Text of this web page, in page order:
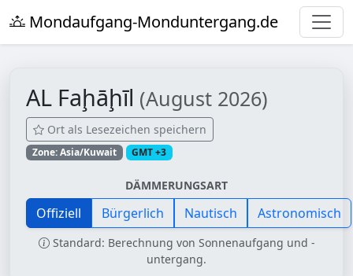
Mondaufgang-Monduntergang.de
AL Faḩāḩīl (August 2026)
Ort als Lesezeichen speichern
Zone: Asia/Kuwait GMT +3
DÄMMERUNGSART
Offiziell Bürgerlich Nautisch Astronomisch
Standard: Berechnung von Sonnenaufgang und -
untergang.